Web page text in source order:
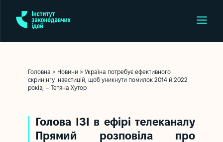
Головна > Новини > Україна потребує ефективного
скринінгу інвестицій, щоб уникнути помилок 2014 й 2022
років, – Тетяна Хутор
Голова ІЗІ в ефірі телеканалу
Прямий розповіла про